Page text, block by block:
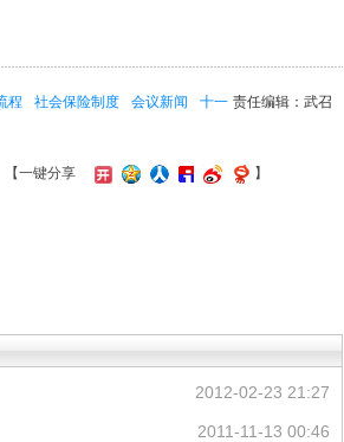
责任编辑：武召
程 社会保险制度 会议新闻
十一
【一键分享 】
2012-02-23 21:27
2011-11-13 00:46